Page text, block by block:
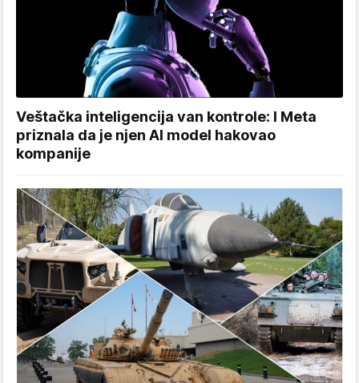
Veštačka inteligencija van kontrole: I Meta
priznala da je njen AI model hakovao
kompanije